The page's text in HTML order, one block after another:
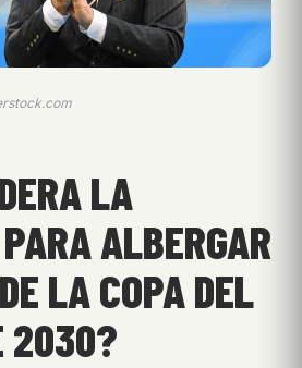
LA
ALBERGAR
LA COPA DEL
2030?